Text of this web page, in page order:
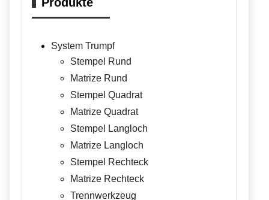
System Trumpf
Stempel Rund
Matrize Rund
Stempel Quadrat
Matrize Quadrat
Stempel Langloch
Matrize Langloch
Stempel Rechteck
Matrize Rechteck
Trennwerkzeug